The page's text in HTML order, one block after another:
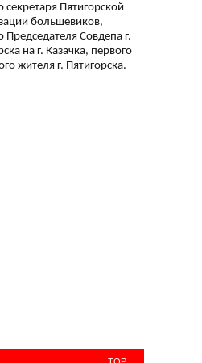
секретаря Пятигорской
большевиков,
Председателя Совдепа г.
на г. Казачка, первого
жителя г. Пятигорска.